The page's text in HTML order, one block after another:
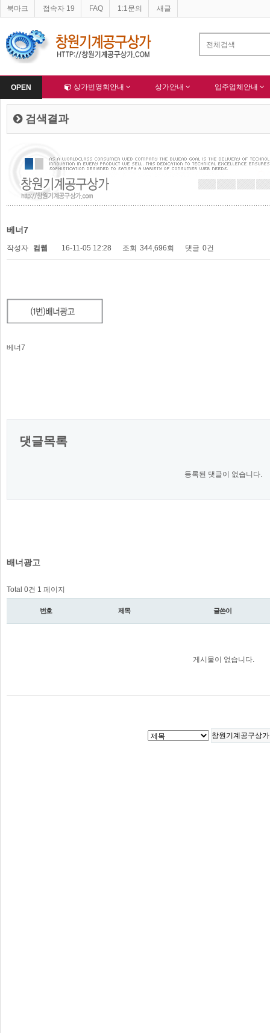
OPEN
북마크 접속자 19 FAQ 1:1문의 새글
이버 등록완료 - 알림 한국종합산업(주) 회원님 가입을 축하드립니다 !
Home 상가번영회안내 상가안내 입주업체안내
검색결과
베너7
작성자 컴웹 16-11-05 12:28 조회 344,696회 댓글 0건
베너7
댓글목록
등록된 댓글이 없습니다.
배너광고
Total 0건 1 페이지
번호 제목 글쓴이
게시물이 없습니다.